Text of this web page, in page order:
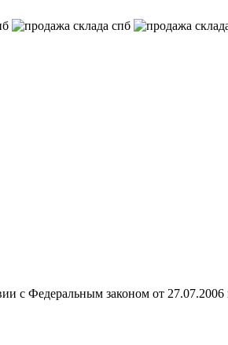
с Федеральным законом от